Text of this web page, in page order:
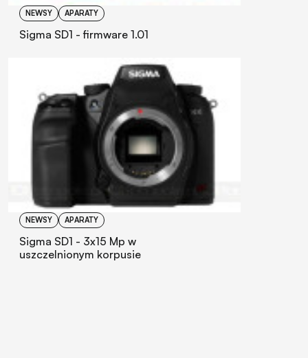
NEWSY APARATY
Sigma SD1 - firmware 1.01
NEWSY APARATY
Sigma SD1 - 3x15 Mp w
uszczelnionym korpusie